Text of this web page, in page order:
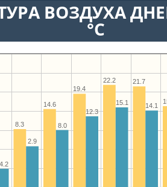
ВОЗДУХА
°C
21.7
22.2
19.4
14.6
8.3
14.1
15.1
12.3
8.0
2.9